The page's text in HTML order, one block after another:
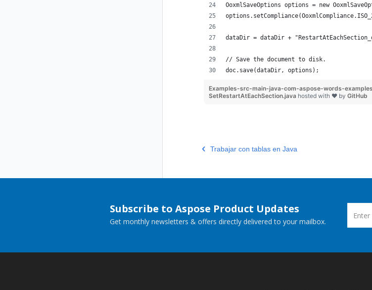
OoxmlSaveOptions options = new
dataDir = dataDir +
// Save the document to disk.
doc.save(dataDir, options);
Examples-src-main-java-com-aspose-words-
SetRestartAtEachSection.java hosted with ❤ by GitHub
Trabajar con tablas en Java
Subscribe to Aspose Product Updates
Get monthly newsletters & offers directly delivered to your mailbox.